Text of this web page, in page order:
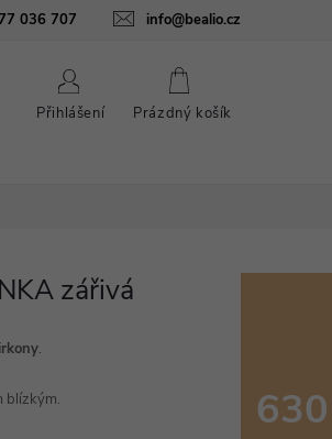
036 707 info@bealio.cz
osobních údajů O nás Péče o šperky
Přihlášení
NÁKUPNÍ
Prázdný košík
zářivá
.
blízkým.